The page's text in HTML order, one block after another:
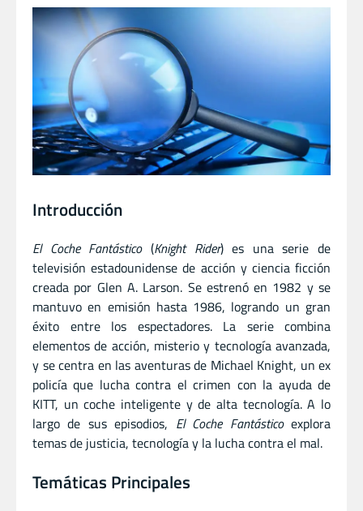
Introducción
El Coche Fantástico(Knight Rider) es una serie de
televisión estadounidense de acción y ciencia ficción
creada por Glen A. Larson. Se estrenó en 1982 y se
mantuvo en emisión hasta 1986, logrando un gran
éxito entre los espectadores. La serie combina
elementos de acción, misterio y tecnología avanzada,
y se centra en las aventuras de Michael Knight, un ex
policía que lucha contra el crimen con la ayuda de
KITT, un coche inteligente y de alta tecnología. A lo
largo de sus episodios, El Coche Fantásticoexplora
temas de justicia, tecnología y la lucha contra el mal.
Temáticas Principales